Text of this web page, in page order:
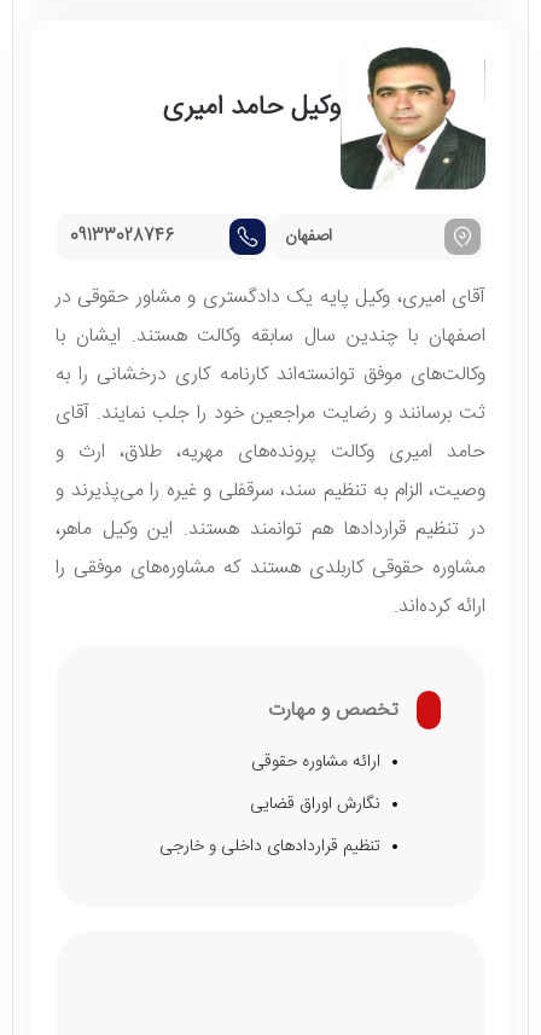
وکیل حامد امیری
اصفهان 09133028746
آقای امیری، وکیل پایه یک دادگستری و مشاور حقوقی در
اصفهان با چندین سال سابقه وکالت هستند. ایشان با
وکالت‌های موفق توانسته‌اند کارنامه کاری درخشانی را به
ثت برسانند و رضایت مراجعین خود را جلب نمایند. آقای
حامد امیری وکالت پرونده‌های مهریه، طلاق، ارث و
وصیت، الزام به تنظیم سند، سرقفلی و غیره را می‌پذیرند و
در تنظیم قراردادها هم توانمند هستند. این وکیل ماهر،
مشاوره حقوقی کاربلدی هستند که مشاوره‌های موفقی را
ارائه کرده‌اند.
تخصص و مهارت
ارائه مشاوره حقوقی
نگارش اوراق قضایی
تنظیم قراردادهای داخلی و خارجی